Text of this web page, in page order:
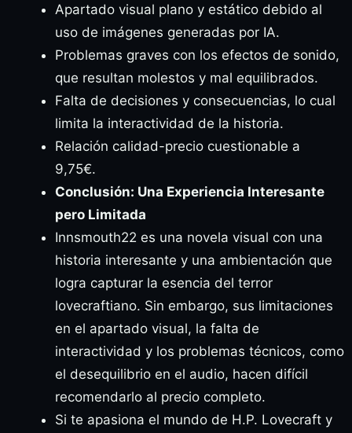
Apartado visual plano y estático debido al
uso de imágenes generadas por IA.
Problemas graves con los efectos de sonido,
que resultan molestos y mal equilibrados.
Falta de decisiones y consecuencias, lo cual
limita la interactividad de la historia.
Relación calidad-precio cuestionable a
9,75€.
Conclusión: Una Experiencia Interesante
pero Limitada
Innsmouth22 es una novela visual con una
historia interesante y una ambientación que
logra capturar la esencia del terror
lovecraftiano. Sin embargo, sus limitaciones
en el apartado visual, la falta de
interactividad y los problemas técnicos, como
el desequilibrio en el audio, hacen difícil
recomendarlo al precio completo.
Si te apasiona el mundo de H.P. Lovecraft y